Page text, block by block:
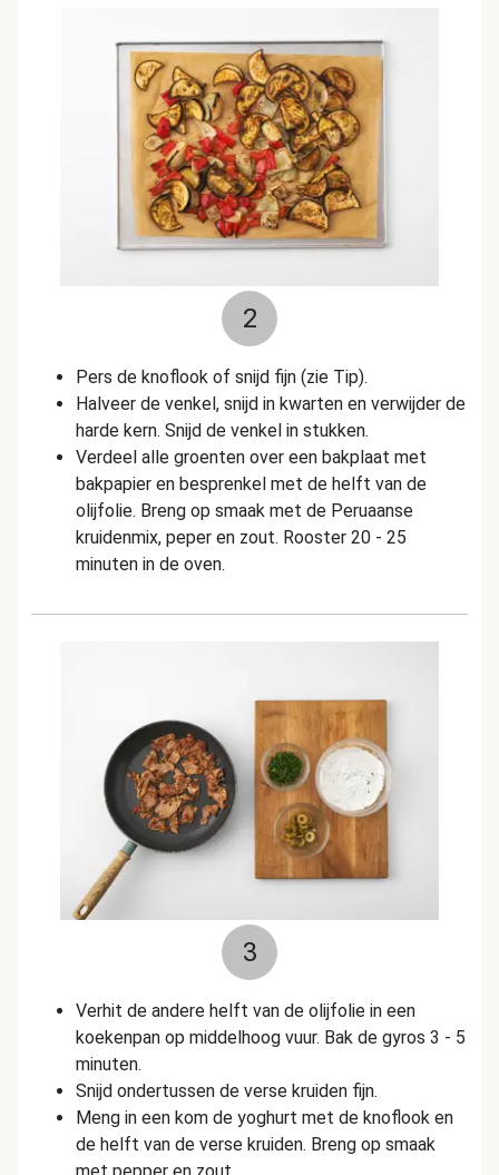
2
Pers de knoflook of snijd fijn (zie Tip).
Halveer de venkel, snijd in kwarten en verwijder de
harde kern. Snijd de venkel in stukken.
Verdeel alle groenten over een bakplaat met
bakpapier en besprenkel met de helft van de
olijfolie. Breng op smaak met de Peruaanse
kruidenmix, peper en zout. Rooster 20 - 25
minuten in de oven.
3
Verhit de andere helft van de olijfolie in een
koekenpan op middelhoog vuur. Bak de gyros 3 - 5
minuten.
Snijd ondertussen de verse kruiden fijn.
Meng in een kom de yoghurt met de knoflook en
de helft van de verse kruiden. Breng op smaak